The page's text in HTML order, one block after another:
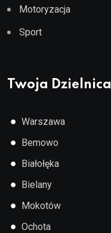
Motoryzacja
Sport
Twoja Dzielnica
● Warszawa
● Bemowo
● Białołęka
● Bielany
● Mokotów
● Ochota